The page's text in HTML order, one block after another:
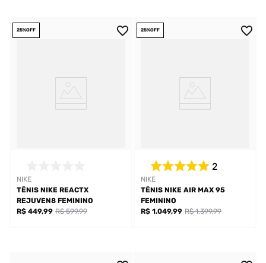
25%OFF
NIKE
TÊNIS NIKE REACTX
REJUVEN8 FEMININO
R$ 449,99 R$ 599,99
25%OFF
NIKE
2
TÊNIS NIKE AIR MAX 95
FEMININO
R$ 1.049,99 R$ 1.399,99